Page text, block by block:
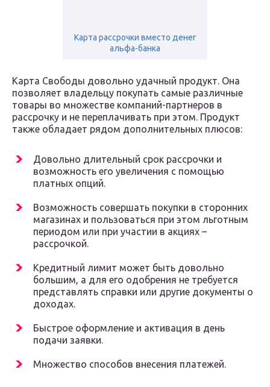
Карта рассрочки вместо денег
альфа-банка
Карта Свободы довольно удачный продукт. Она
позволяет владельцу покупать самые различные
товары во множестве компаний-партнеров в
рассрочку и не переплачивать при этом. Продукт
также обладает рядом дополнительных плюсов:
Довольно длительный срок рассрочки и
возможность его увеличения с помощью
платных опций.
Возможность совершать покупки в сторонних
магазинах и пользоваться при этом льготным
периодом или при участии в акциях –
рассрочкой.
Кредитный лимит может быть довольно
большим, а для его одобрения не требуется
представлять справки или другие документы о
доходах.
Быстрое оформление и активация в день
подачи заявки.
Множество способов внесения платежей.